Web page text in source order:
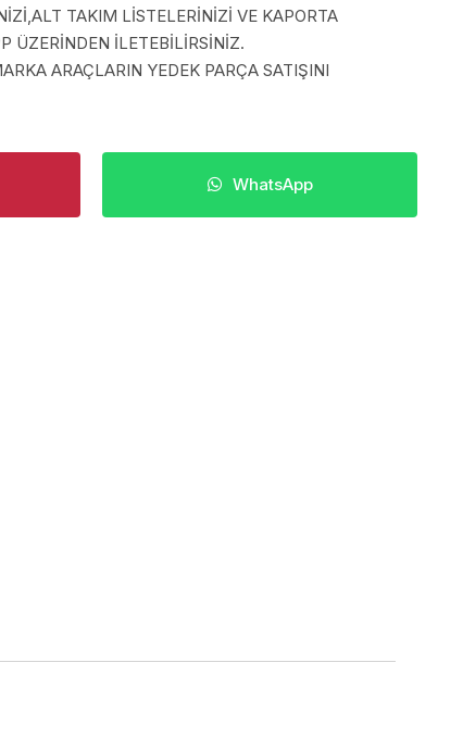
TAKIM LİSTELERİNİZİ VE KAPORTA
ÜZERİNDEN İLETEBİLİRSİNİZ.
ARAÇLARIN YEDEK PARÇA SATIŞINI
WhatsApp